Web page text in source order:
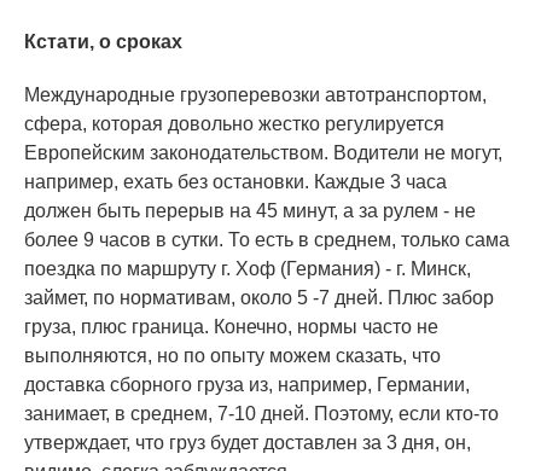
Кстати, о сроках
Международные грузоперевозки автотранспортом,
сфера, которая довольно жестко регулируется
Европейским законодательством. Водители не могут,
например, ехать без остановки. Каждые 3 часа
должен быть перерыв на 45 минут, а за рулем - не
более 9 часов в сутки. То есть в среднем, только сама
поездка по маршруту г. Хоф (Германия) - г. Минск,
займет, по нормативам, около 5 -7 дней. Плюс забор
груза, плюс граница. Конечно, нормы часто не
выполняются, но по опыту можем сказать, что
доставка сборного груза из, например, Германии,
занимает, в среднем, 7-10 дней. Поэтому, если кто-то
утверждает, что груз будет доставлен за 3 дня, он,